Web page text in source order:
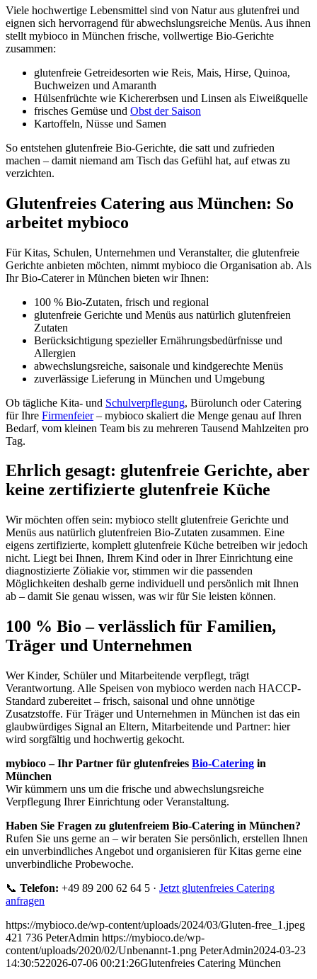
Viele hochwertige Lebensmittel sind von Natur aus glutenfrei und
eignen sich hervorragend für abwechslungsreiche Menüs. Aus ihnen
stellt mybioco in München frische, vollwertige Bio-Gerichte
zusammen:
glutenfreie Getreidesorten wie Reis, Mais, Hirse, Quinoa,
Buchweizen und Amaranth
Hülsenfrüchte wie Kichererbsen und Linsen als Eiweißquelle
frisches Gemüse und Obst der Saison
Kartoffeln, Nüsse und Samen
So entstehen glutenfreie Bio-Gerichte, die satt und zufrieden
machen – damit niemand am Tisch das Gefühl hat, auf etwas zu
verzichten.
Glutenfreies Catering aus München: So
arbeitet mybioco
Für Kitas, Schulen, Unternehmen und Veranstalter, die glutenfreie
Gerichte anbieten möchten, nimmt mybioco die Organisation ab. Als
Ihr Bio-Caterer in München bieten wir Ihnen:
100 % Bio-Zutaten, frisch und regional
glutenfreie Gerichte und Menüs aus natürlich glutenfreien
Zutaten
Berücksichtigung spezieller Ernährungsbedürfnisse und
Allergien
abwechslungsreiche, saisonale und kindgerechte Menüs
zuverlässige Lieferung in München und Umgebung
Ob tägliche Kita- und Schulverpflegung, Bürolunch oder Catering
für Ihre Firmenfeier– mybioco skaliert die Menge genau auf Ihren
Bedarf, vom kleinen Team bis zu mehreren Tausend Mahlzeiten pro
Tag.
Ehrlich gesagt: glutenfreie Gerichte, aber
keine zertifizierte glutenfreie Küche
Wir möchten offen sein: mybioco stellt glutenfreie Gerichte und
Menüs aus natürlich glutenfreien Bio-Zutaten zusammen. Eine
eigens zertifizierte, komplett glutenfreie Küche betreiben wir jedoch
nicht. Liegt bei Ihnen, Ihrem Kind oder in Ihrer Einrichtung eine
diagnostizierte Zöliakie vor, stimmen wir die passenden
Möglichkeiten deshalb gerne individuell und persönlich mit Ihnen
ab – damit Sie genau wissen, was wir für Sie leisten können.
100 % Bio – verlässlich für Familien,
Träger und Unternehmen
Wer Kinder, Schüler und Mitarbeitende verpflegt, trägt
Verantwortung. Alle Speisen von mybioco werden nach HACCP-
Standard zubereitet – frisch, saisonal und ohne unnötige
Zusatzstoffe. Für Träger und Unternehmen in München ist das ein
glaubwürdiges Signal an Eltern, Mitarbeitende und Partner: hier
wird sorgfältig und hochwertig gekocht.
mybioco – Ihr Partner für glutenfreies Bio-Catering in
München
Wir kümmern uns um die frische und abwechslungsreiche
Verpflegung Ihrer Einrichtung oder Veranstaltung.
Haben Sie Fragen zu glutenfreiem Bio-Catering in München?
Rufen Sie uns gerne an – wir beraten Sie persönlich, erstellen Ihnen
ein unverbindliches Angebot und organisieren für Kitas gerne eine
unverbindliche Probewoche.
📞 Telefon: +49 89 200 62 64 5 · Jetzt glutenfreies Catering
anfragen
https://mybioco.de/wp-content/uploads/2024/03/Gluten-free_1.jpeg
421 736 PeterAdmin https://mybioco.de/wp-
content/uploads/2020/02/Unbenannt-1.png PeterAdmin2024-03-23
14:30:522026-07-06 00:21:26Glutenfreies Catering München